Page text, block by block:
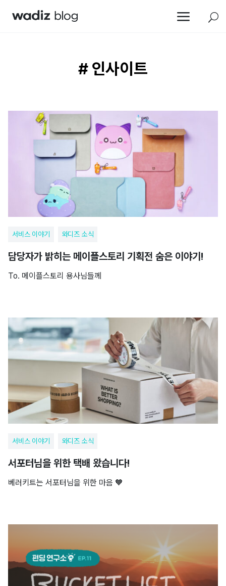
a U
# 인사이트
서비스 이야기 와디즈 소식
담당자가 밝히는 메이플스토리 기획전 숨은 이야기!
To. 메이플스토리 용사님들께
서비스 이야기 와디즈 소식
서포터님을 위한 택배 왔습니다!
베러키트는 서포터님을 위한 마음 🧡